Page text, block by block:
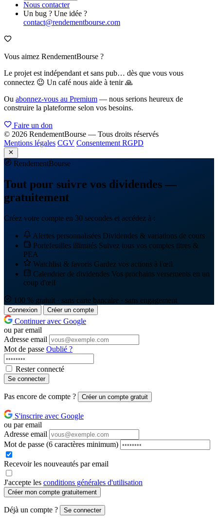
Nous contacter
Un bug ? Une idée ?
contact@rendementbourse.com
Vous aimez RendementBourse ?
Le projet est indépendant et sans pub… dès que vous vous
connectez 😉 Un café nous aide à tenir 🙏
Ou abonnez-vous au Premium — nous serions heureux de
construire la plateforme selon vos besoins.
Faire un don
© 2026 RendementBourse — Tous droits réservés
Mentions légales CGV Consentement RGPD
RendementBourse
Tout pour suivre vos dividendes —
gratuitement
Créez votre compte en 30 secondes et accédez à :
Alertes personnalisées Dividendes & variations de cours
Portefeuilles illimités Suivez tous vos comptes titres &
PEA
Watchlist & favoris Gardez vos actions à l'œil
Calendrier de dividendes Vos prochains versements en un
coup d'œil
100 % gratuit · sans carte bancaire · sans engagement
Connexion Créer un compte
Continuer avec Google
ou par email
Adresse email
Mot de passe Oublié ?
Rester connecté
Se connecter
Pas encore de compte ? Créer un compte gratuit
S'inscrire avec Google
ou par email
Adresse email
Mot de passe (6 caractères minimum)
Recevoir les nouveautés par email
J'accepte les conditions générales d'utilisation
Créer mon compte gratuitement
Déjà un compte ? Se connecter